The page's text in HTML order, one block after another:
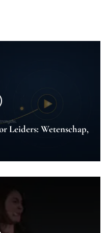
Leiders: Wetenschap,